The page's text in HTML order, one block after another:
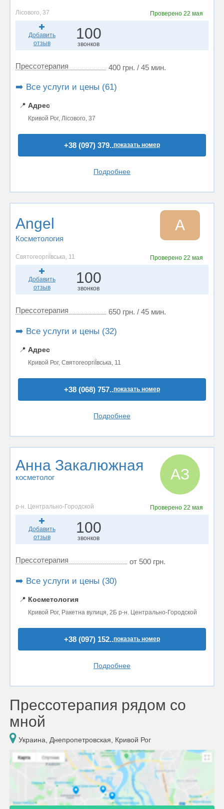
Лісового, 37 Проверено 22 мая
Добавить
отзыв
100
звонков
Прессотерапия 400 грн. / 45 мин.
➡️ Все услуги и цены (61)
📍 Адрес
Кривой Рог, Лісового, 37
+38 (097) 379..показать номер
Подробнее
Angel
Косметология
A
СвятогеоргіЇвська, 11 Проверено 22 мая
Добавить
отзыв
100
звонков
Прессотерапия 650 грн. / 45 мин.
➡️ Все услуги и цены (32)
📍 Адрес
Кривой Рог, СвятогеоргіЇвська, 11
+38 (068) 757..показать номер
Подробнее
Анна Закалюжная
косметолог АЗ
р-н. Центрально-Городской Проверено 22 мая
Добавить
отзыв
100
звонков
Прессотерапия от 500 грн.
➡️ Все услуги и цены (30)
📍 Косметология
Кривой Рог, Ракетна вулиця, 2Б р-н. Центрально-Городской
+38 (097) 152..показать номер
Подробнее
Прессотерапия рядом со
мной
Украина, Днепропетровская, Кривой Рог